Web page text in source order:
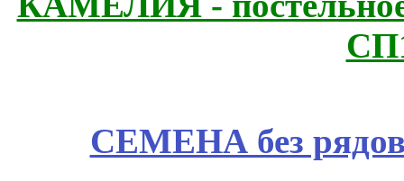
СЕМЕНА без